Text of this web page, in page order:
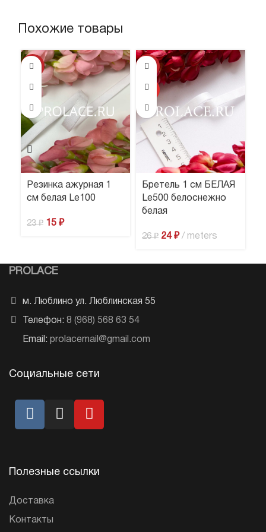
Похожие товары
Резинка ажурная 1
см белая Le100
23₽ 15 ₽
ХИТ
Бретель 1 см БЕЛАЯ
Le500 белоснежно
белая
26₽ 24 ₽ meters
PROLACE
м. Люблино ул. Люблинская 55
Телефон: 8 (968) 568 63 54
Email: prolacemail@gmail.com
Социальные сети
Полезные ссылки
Доставка
Контакты